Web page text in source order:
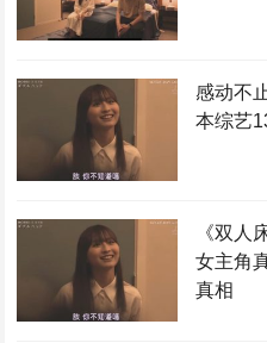
感动不
本综艺
《双人
女主角
真相